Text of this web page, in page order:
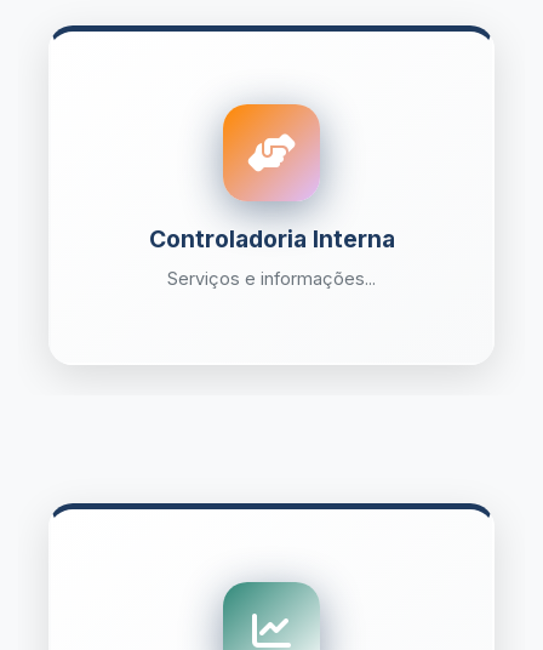
Controladoria Interna
Serviços e informações...